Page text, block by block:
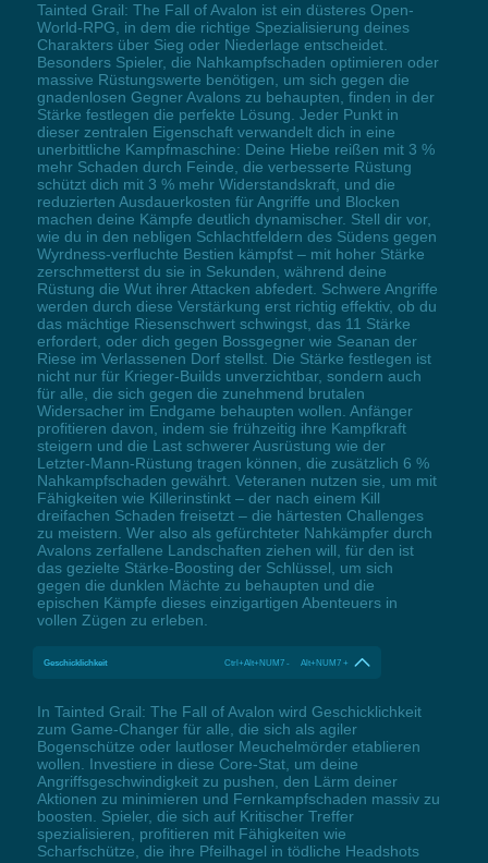
Tainted Grail: The Fall of Avalon ist ein düsteres Open-
World-RPG, in dem die richtige Spezialisierung deines
Charakters über Sieg oder Niederlage entscheidet.
Besonders Spieler, die Nahkampfschaden optimieren oder
massive Rüstungswerte benötigen, um sich gegen die
gnadenlosen Gegner Avalons zu behaupten, finden in der
Stärke festlegen die perfekte Lösung. Jeder Punkt in
dieser zentralen Eigenschaft verwandelt dich in eine
unerbittliche Kampfmaschine: Deine Hiebe reißen mit 3 %
mehr Schaden durch Feinde, die verbesserte Rüstung
schützt dich mit 3 % mehr Widerstandskraft, und die
reduzierten Ausdauerkosten für Angriffe und Blocken
machen deine Kämpfe deutlich dynamischer. Stell dir vor,
wie du in den nebligen Schlachtfeldern des Südens gegen
Wyrdness-verfluchte Bestien kämpfst – mit hoher Stärke
zerschmetterst du sie in Sekunden, während deine
Rüstung die Wut ihrer Attacken abfedert. Schwere Angriffe
werden durch diese Verstärkung erst richtig effektiv, ob du
das mächtige Riesenschwert schwingst, das 11 Stärke
erfordert, oder dich gegen Bossgegner wie Seanan der
Riese im Verlassenen Dorf stellst. Die Stärke festlegen ist
nicht nur für Krieger-Builds unverzichtbar, sondern auch
für alle, die sich gegen die zunehmend brutalen
Widersacher im Endgame behaupten wollen. Anfänger
profitieren davon, indem sie frühzeitig ihre Kampfkraft
steigern und die Last schwerer Ausrüstung wie der
Letzter-Mann-Rüstung tragen können, die zusätzlich 6 %
Nahkampfschaden gewährt. Veteranen nutzen sie, um mit
Fähigkeiten wie Killerinstinkt – der nach einem Kill
dreifachen Schaden freisetzt – die härtesten Challenges
zu meistern. Wer also als gefürchteter Nahkämpfer durch
Avalons zerfallene Landschaften ziehen will, für den ist
das gezielte Stärke-Boosting der Schlüssel, um sich
gegen die dunklen Mächte zu behaupten und die
epischen Kämpfe dieses einzigartigen Abenteuers in
vollen Zügen zu erleben.
Geschicklichkeit Ctrl+Alt+NUM7 - Alt+NUM7 +
In Tainted Grail: The Fall of Avalon wird Geschicklichkeit
zum Game-Changer für alle, die sich als agiler
Bogenschütze oder lautloser Meuchelmörder etablieren
wollen. Investiere in diese Core-Stat, um deine
Angriffsgeschwindigkeit zu pushen, den Lärm deiner
Aktionen zu minimieren und Fernkampfschaden massiv zu
boosten. Spieler, die sich auf Kritischer Treffer
spezialisieren, profitieren mit Fähigkeiten wie
Scharfschütze, die ihre Pfeilhagel in tödliche Headshots